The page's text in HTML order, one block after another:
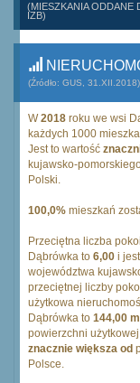
(MIESZKANIA ODDANE
IZB)
(Źródło: GUS, 31.XII.2018)
W2018 roku we wsi
każdych 1000
Jest to wartość
kujawsko-
Polski.
100,0% mieszkań
Przeciętna liczba
Dąbrówka to 6,00 i jest
województwa
przeciętnej liczby
użytkowa
Dąbrówka to 144,00 m
powierzchni
znacznie większa od
Polsce.